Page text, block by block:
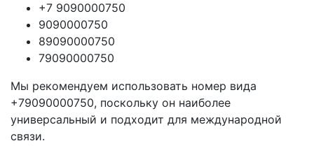
+7 9090000750
9090000750
89090000750
79090000750
Мы рекомендуем использовать номер вида
+79090000750, поскольку он наиболее
универсальный и подходит для международной
связи.